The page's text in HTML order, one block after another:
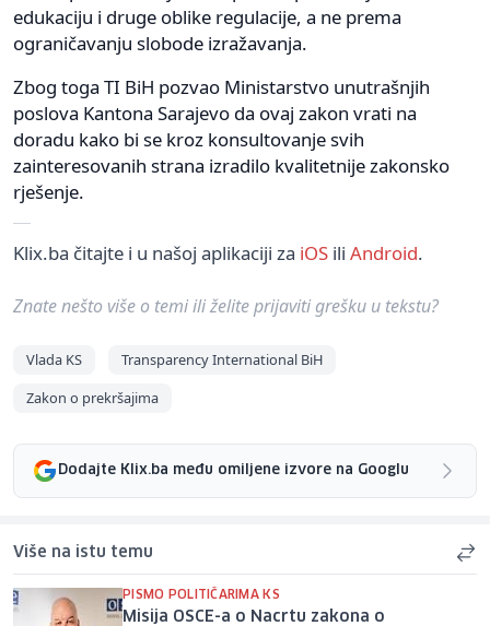
edukaciju i druge oblike regulacije, a ne prema
ograničavanju slobode izražavanja.
Zbog toga TI BiH pozvao Ministarstvo unutrašnjih
poslova Kantona Sarajevo da ovaj zakon vrati na
doradu kako bi se kroz konsultovanje svih
zainteresovanih strana izradilo kvalitetnije zakonsko
rješenje.
Klix.ba čitajte i u našoj aplikaciji za iOS ili Android.
Znate nešto više o temi ili želite prijaviti grešku u tekstu?
Vlada KS
Transparency International BiH
Zakon o prekršajima
Dodajte Klix.ba među omiljene izvore na Googlu
Više na istu temu
PISMO POLITIČARIMA KS
Misija OSCE-a o Nacrtu zakona o